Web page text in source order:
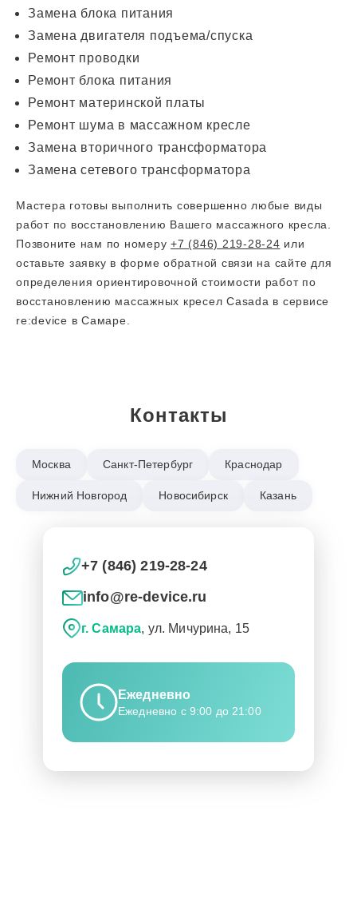
Замена блока питания
Замена двигателя подъема/спуска
Ремонт проводки
Ремонт блока питания
Ремонт материнской платы
Ремонт шума в массажном кресле
Замена вторичного трансформатора
Замена сетевого трансформатора
Мастера готовы выполнить совершенно любые виды
работ по восстановлению Вашего массажного кресла.
Позвоните нам по номеру +7 (846) 219-28-24 или
оставьте заявку в форме обратной связи на сайте для
определения ориентировочной стоимости работ по
восстановлению массажных кресел Casada в сервисе
re:device в Самаре.
Контакты
Москва Санкт-Петербург Краснодар
Нижний Новгород Новосибирск Казань
+7 (846) 219-28-24
info@re-device.ru
г. Самара, ул. Мичурина, 15
Ежедневно
Ежедневно с 9:00 до 21:00